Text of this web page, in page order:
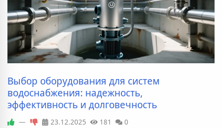
Выбор оборудования для систем
водоснабжения: надежность,
эффективность и долговечность
— 23.12.2025 181 0